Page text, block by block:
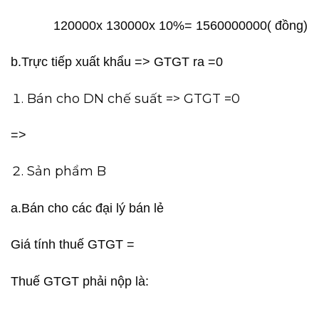
120000x 130000x 10%= 1560000000( đồng)
b.Trực tiếp xuất khẩu => GTGT ra =0
Bán cho DN chế suất => GTGT =0
=>
Sản phẩm B
a.Bán cho các đại lý bán lẻ
Giá tính thuế GTGT =
Thuế GTGT phải nộp là: